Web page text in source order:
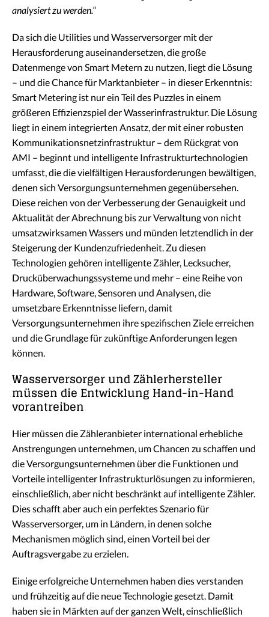
analysiert zu werden.“
Da sich die Utilities und Wasserversorger mit der
Herausforderung auseinandersetzen, die große
Datenmenge von Smart Metern zu nutzen, liegt die Lösung
– und die Chance für Marktanbieter – in dieser Erkenntnis:
Smart Metering ist nur ein Teil des Puzzles in einem
größeren Effizienzspiel der Wasserinfrastruktur. Die Lösung
liegt in einem integrierten Ansatz, der mit einer robusten
Kommunikationsnetzinfrastruktur – dem Rückgrat von
AMI – beginnt und intelligente Infrastrukturtechnologien
umfasst, die die vielfältigen Herausforderungen bewältigen,
denen sich Versorgungsunternehmen gegenübersehen.
Diese reichen von der Verbesserung der Genauigkeit und
Aktualität der Abrechnung bis zur Verwaltung von nicht
umsatzwirksamen Wassers und münden letztendlich in der
Steigerung der Kundenzufriedenheit. Zu diesen
Technologien gehören intelligente Zähler, Lecksucher,
Drucküberwachungssysteme und mehr – eine Reihe von
Hardware, Software, Sensoren und Analysen, die
umsetzbare Erkenntnisse liefern, damit
Versorgungsunternehmen ihre spezifischen Ziele erreichen
und die Grundlage für zukünftige Anforderungen legen
können.
Wasserversorger und Zählerhersteller
müssen die Entwicklung Hand-in-Hand
vorantreiben
Hier müssen die Zähleranbieter international erhebliche
Anstrengungen unternehmen, um Chancen zu schaffen und
die Versorgungsunternehmen über die Funktionen und
Vorteile intelligenter Infrastrukturlösungen zu informieren,
einschließlich, aber nicht beschränkt auf intelligente Zähler.
Dies schafft aber auch ein perfektes Szenario für
Wasserversorger, um in Ländern, in denen solche
Mechanismen möglich sind, einen Vorteil bei der
Auftragsvergabe zu erzielen.
Einige erfolgreiche Unternehmen haben dies verstanden
und frühzeitig auf die neue Technologie gesetzt. Damit
haben sie in Märkten auf der ganzen Welt, einschließlich